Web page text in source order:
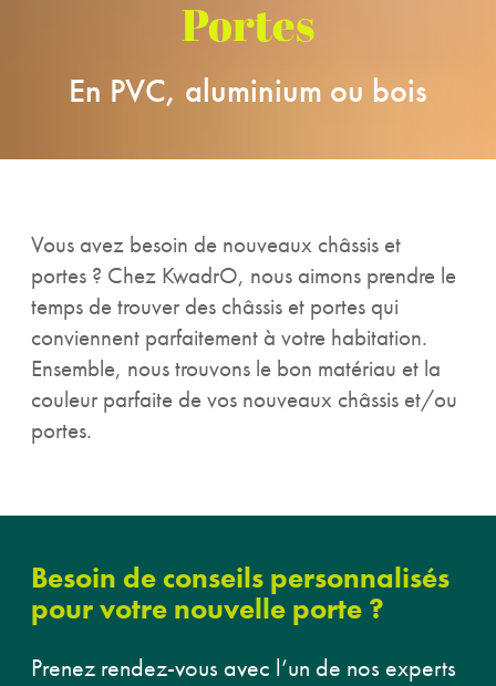
Portes
En PVC, aluminium ou bois
Vous avez besoin de nouveaux châssis et
portes ? Chez KwadrO, nous aimons prendre le
temps de trouver des châssis et portes qui
conviennent parfaitement à votre habitation.
Ensemble, nous trouvons le bon matériau et la
couleur parfaite de vos nouveaux châssis et/ou
portes.
Besoin de conseils personnalisés
pour votre nouvelle porte ?
Prenez rendez-vous avec l’un de nos experts